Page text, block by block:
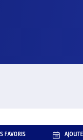
FAVORIS